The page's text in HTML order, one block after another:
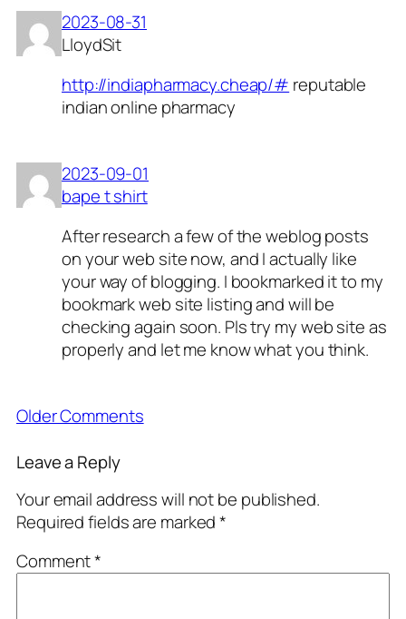
2023-08-31
LloydSit
http://indiapharmacy.cheap/# reputable
indian online pharmacy
2023-09-01
bape t shirt
After research a few of the weblog posts
on your web site now, and I actually like
your way of blogging. I bookmarked it to my
bookmark web site listing and will be
checking again soon. Pls try my web site as
properly and let me know what you think.
Older Comments
Leave a Reply
Your email address will not be published.
Required fields are marked*
Comment*